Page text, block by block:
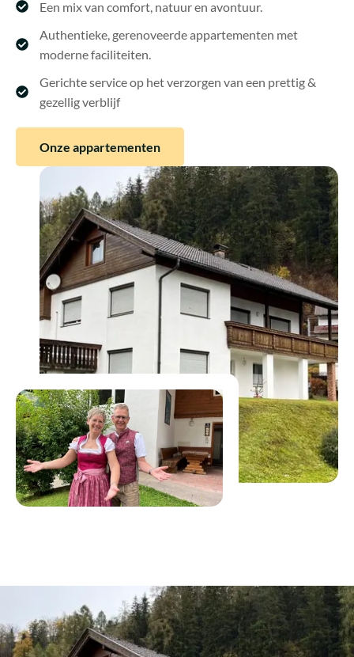
Een mix van comfort, natuur en avontuur.
Authentieke, gerenoveerde appartementen met
moderne faciliteiten.
Gerichte service op het verzorgen van een prettig &
gezellig verblijf
Onze appartementen